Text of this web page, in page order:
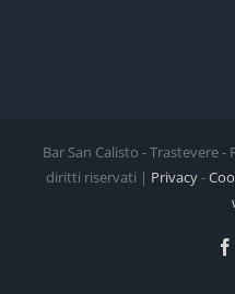
Bar San Calisto - Trastevere
diritti riservati | Privacy-